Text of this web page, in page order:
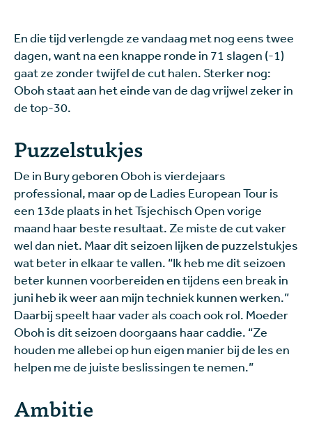
En die tijd verlengde ze vandaag met nog eens twee
dagen, want na een knappe ronde in 71 slagen (-1)
gaat ze zonder twijfel de cut halen. Sterker nog:
Oboh staat aan het einde van de dag vrijwel zeker in
de top-30.
Puzzelstukjes
De in Bury geboren Oboh is vierdejaars
professional, maar op de Ladies European Tour is
een 13de plaats in het Tsjechisch Open vorige
maand haar beste resultaat. Ze miste de cut vaker
wel dan niet. Maar dit seizoen lijken de puzzelstukjes
wat beter in elkaar te vallen. “Ik heb me dit seizoen
beter kunnen voorbereiden en tijdens een break in
juni heb ik weer aan mijn techniek kunnen werken.”
Daarbij speelt haar vader als coach ook rol. Moeder
Oboh is dit seizoen doorgaans haar caddie. “Ze
houden me allebei op hun eigen manier bij de les en
helpen me de juiste beslissingen te nemen.”
Ambitie